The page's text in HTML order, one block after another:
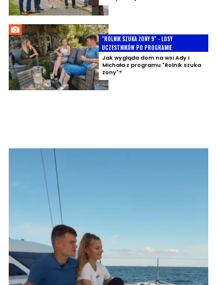
"ROLNIK SZUKA ŻONY 9" - LOSY
UCZESTNIKÓW PO PROGRAMIE
Jak wygląda dom na wsi Ady i
Michała z programu "Rolnik szuka
żony"?